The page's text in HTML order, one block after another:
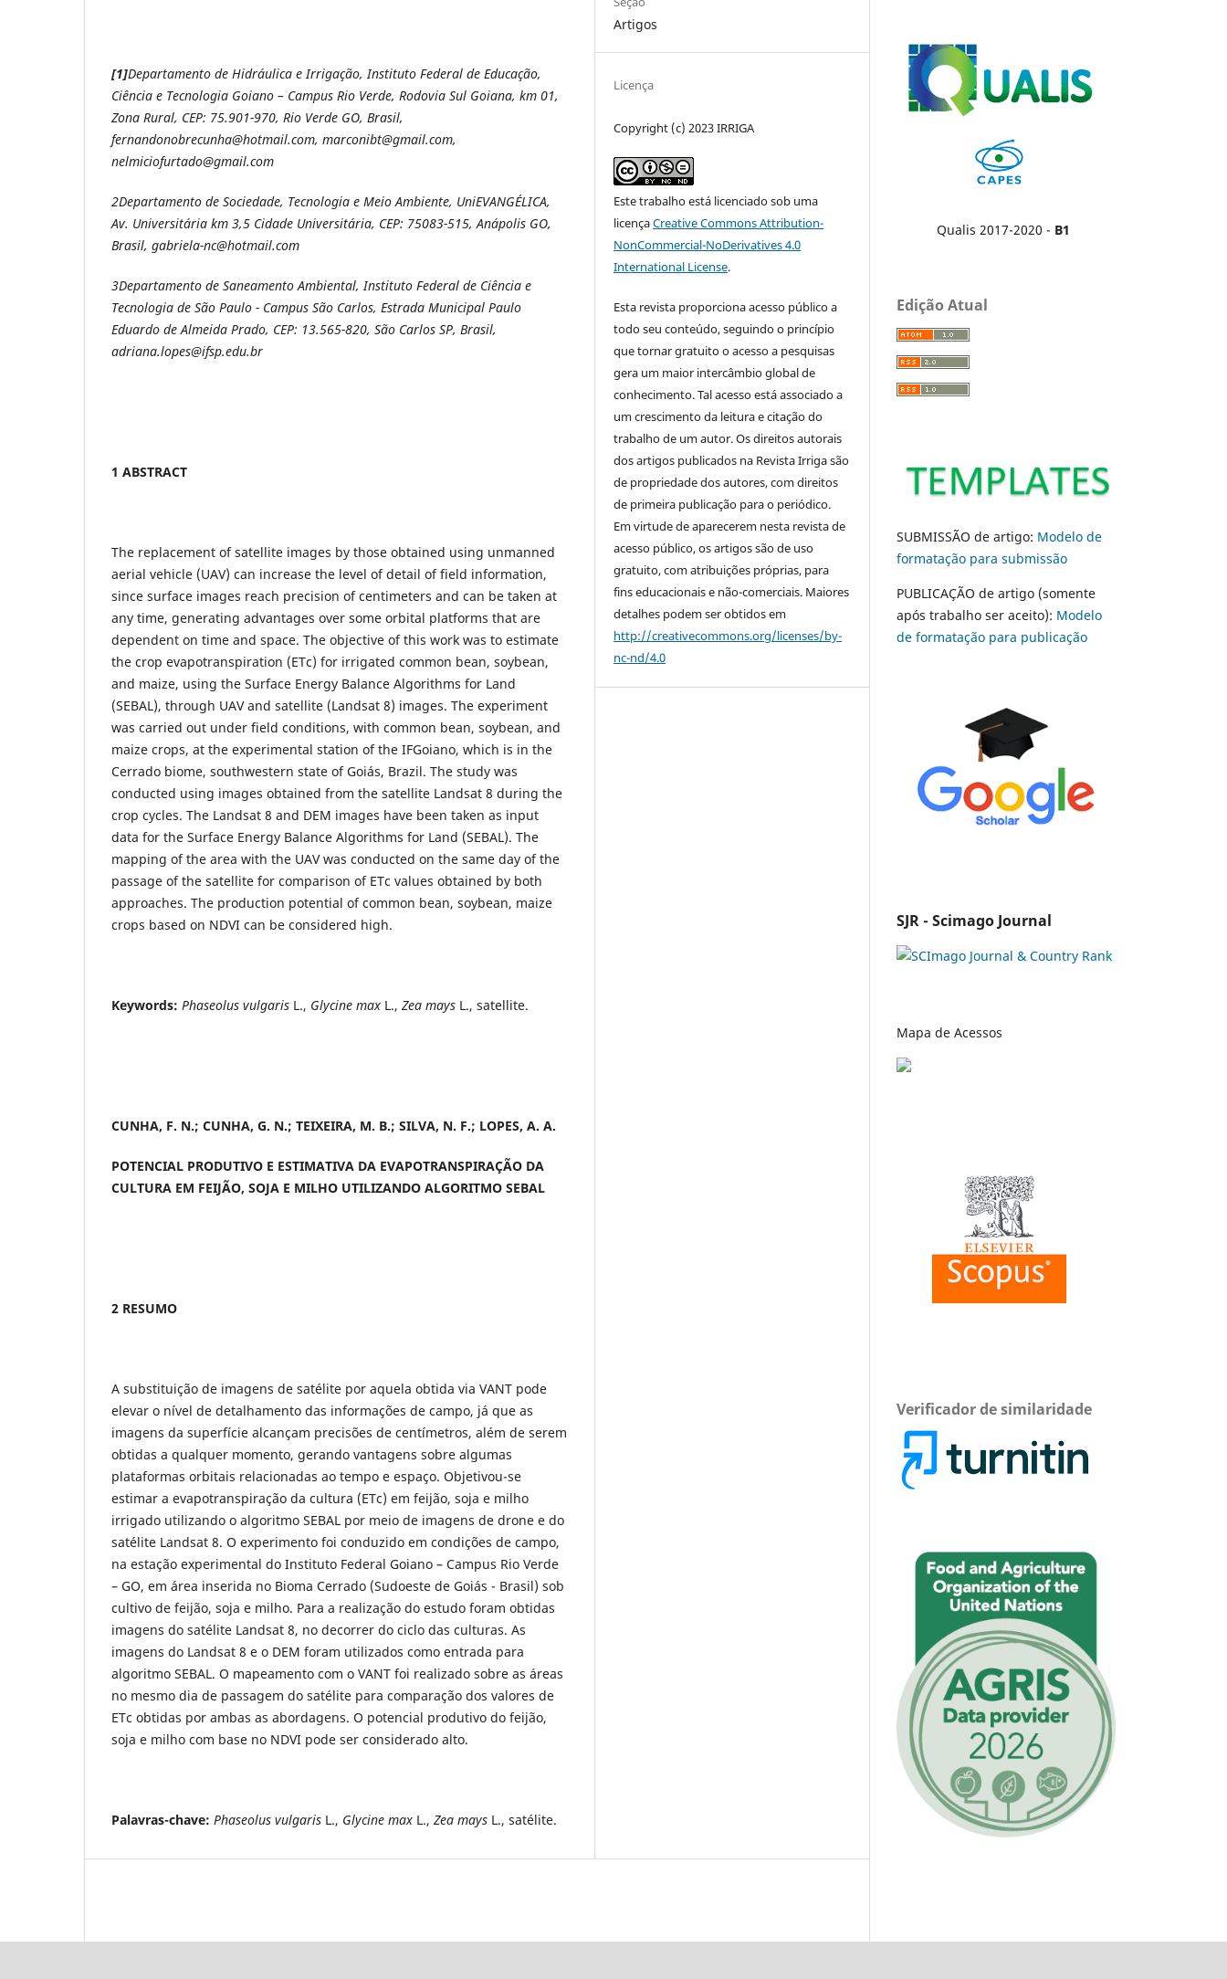
[1]Departamento de Hidráulica e Irrigação, Instituto Federal de Educação,
Ciência e Tecnologia Goiano – Campus Rio Verde, Rodovia Sul Goiana, km 01,
Zona Rural, CEP: 75.901-970, Rio Verde GO, Brasil,
fernandonobrecunha@hotmail.com, marconibt@gmail.com,
nelmiciofurtado@gmail.com
2Departamento de Sociedade, Tecnologia e Meio Ambiente, UniEVANGÉLICA,
Av. Universitária km 3,5 Cidade Universitária, CEP: 75083-515, Anápolis GO,
Brasil, gabriela-nc@hotmail.com
3Departamento de Saneamento Ambiental, Instituto Federal de Ciência e
Tecnologia de São Paulo - Campus São Carlos, Estrada Municipal Paulo
Eduardo de Almeida Prado, CEP: 13.565-820, São Carlos SP, Brasil,
adriana.lopes@ifsp.edu.br
1 ABSTRACT
The replacement of satellite images by those obtained using unmanned
aerial vehicle (UAV) can increase the level of detail of field information,
since surface images reach precision of centimeters and can be taken at
any time, generating advantages over some orbital platforms that are
dependent on time and space. The objective of this work was to estimate
the crop evapotranspiration (ETc) for irrigated common bean, soybean,
and maize, using the Surface Energy Balance Algorithms for Land
(SEBAL), through UAV and satellite (Landsat 8) images. The experiment
was carried out under field conditions, with common bean, soybean, and
maize crops, at the experimental station of the IFGoiano, which is in the
Cerrado biome, southwestern state of Goiás, Brazil. The study was
conducted using images obtained from the satellite Landsat 8 during the
crop cycles. The Landsat 8 and DEM images have been taken as input
data for the Surface Energy Balance Algorithms for Land (SEBAL). The
mapping of the area with the UAV was conducted on the same day of the
passage of the satellite for comparison of ETc values obtained by both
approaches. The production potential of common bean, soybean, maize
crops based on NDVI can be considered high.
Keywords: Phaseolus vulgaris L., Glycine max L., Zea mays L., satellite.
CUNHA, F. N.; CUNHA, G. N.; TEIXEIRA, M. B.; SILVA, N. F.; LOPES, A. A.
POTENCIAL PRODUTIVO E ESTIMATIVA DA EVAPOTRANSPIRAÇÃO DA
CULTURA EM FEIJÃO, SOJA E MILHO UTILIZANDO ALGORITMO SEBAL
2 RESUMO
A substituição de imagens de satélite por aquela obtida via VANT pode
elevar o nível de detalhamento das informações de campo, já que as
imagens da superfície alcançam precisões de centímetros, além de serem
obtidas a qualquer momento, gerando vantagens sobre algumas
plataformas orbitais relacionadas ao tempo e espaço. Objetivou-se
estimar a evapotranspiração da cultura (ETc) em feijão, soja e milho
irrigado utilizando o algoritmo SEBAL por meio de imagens de drone e do
satélite Landsat 8. O experimento foi conduzido em condições de campo,
na estação experimental do Instituto Federal Goiano – Campus Rio Verde
– GO, em área inserida no Bioma Cerrado (Sudoeste de Goiás - Brasil) sob
cultivo de feijão, soja e milho. Para a realização do estudo foram obtidas
imagens do satélite Landsat 8, no decorrer do ciclo das culturas. As
imagens do Landsat 8 e o DEM foram utilizados como entrada para
algoritmo SEBAL. O mapeamento com o VANT foi realizado sobre as áreas
no mesmo dia de passagem do satélite para comparação dos valores de
ETc obtidas por ambas as abordagens. O potencial produtivo do feijão,
soja e milho com base no NDVI pode ser considerado alto.
Palavras-chave: Phaseolus vulgaris L., Glycine max L., Zea mays L., satélite.
Artigos
Licença
Copyright (c) 2023 IRRIGA
Este trabalho está licenciado sob uma
licençaCreative Commons Attribution-
NonCommercial-NoDerivatives 4.0
International License.
Esta revista proporciona acesso público a
todo seu conteúdo, seguindo o princípio
que tornar gratuito o acesso a pesquisas
gera um maior intercâmbio global de
conhecimento. Tal acesso está associado a
um crescimento da leitura e citação do
trabalho de um autor. Os direitos autorais
dos artigos publicados na Revista Irriga são
de propriedade dos autores, com direitos
de primeira publicação para o periódico.
Em virtude de aparecerem nesta revista de
acesso público, os artigos são de uso
gratuito, com atribuições próprias, para
fins educacionais e não-comerciais. Maiores
detalhes podem ser obtidos em
http://creativecommons.org/licenses/by-
nc-nd/4.0
Qualis 2017-2020 - B1
Edição Atual
SUBMISSÃO de artigo: Modelo de
formatação para submissão
PUBLICAÇÃO de artigo (somente
após trabalho ser aceito): Modelo
de formatação para publicação
SJR - Scimago Journal
Mapa de Acessos
Verificador de similaridade